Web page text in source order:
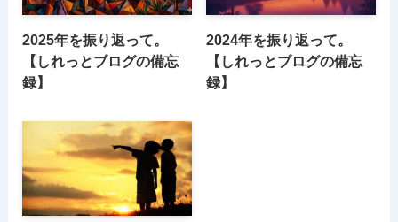
2025年を振り返って。
【しれっとブログの備忘
録】
2024年を振り返って。
【しれっとブログの備忘
録】